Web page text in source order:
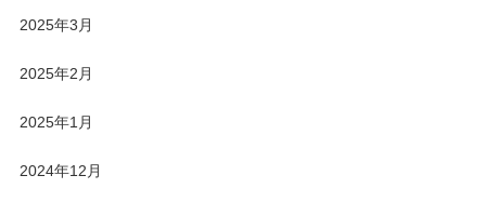
2025年3月
2025年2月
2025年1月
2024年12月